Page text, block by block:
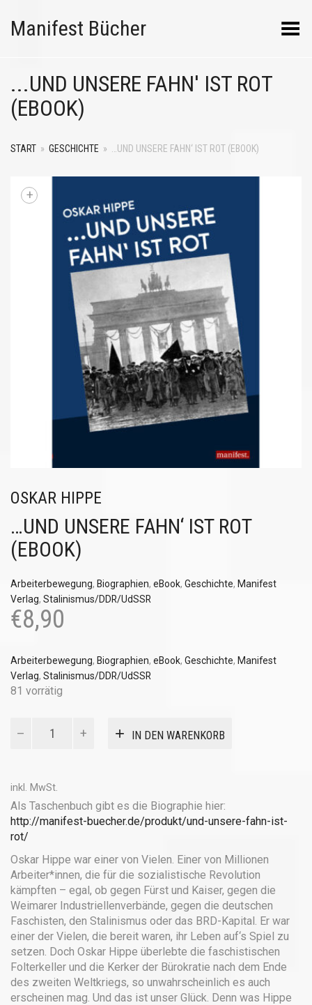
Manifest Bücher Menü umschalten
...UND UNSERE FAHN' IST ROT
(EBOOK)
START » GESCHICHTE » …UND UNSERE FAHN‘ IST ROT (EBOOK)
+
OSKAR HIPPE
…UND UNSERE FAHN‘ IST ROT
(EBOOK)
Arbeiterbewegung, Biographien, eBook, Geschichte, Manifest
Verlag, Stalinismus/DDR/UdSSR
€8,90
Arbeiterbewegung, Biographien, eBook, Geschichte, Manifest
Verlag, Stalinismus/DDR/UdSSR
81 vorrätig
rot
(eBook)
Menge
IN DEN WARENKORB
inkl. MwSt.
Als Taschenbuch gibt es die Biographie hier:
http://manifest-buecher.de/produkt/und-unsere-fahn-ist-
rot/
Oskar Hippe war einer von Vielen. Einer von Millionen
Arbeiter*innen, die für die sozialistische Revolution
kämpften – egal, ob gegen Fürst und Kaiser, gegen die
Weimarer Industriellenverbände, gegen die deutschen
Faschisten, den Stalinismus oder das BRD-Kapital. Er war
einer der Vielen, die bereit waren, ihr Leben auf‘s Spiel zu
setzen. Doch Oskar Hippe überlebte die faschistischen
Folterkeller und die Kerker der Bürokratie nach dem Ende
des zweiten Weltkriegs, so unwahrscheinlich es auch
erscheinen mag. Und das ist unser Glück. Denn was Hippe